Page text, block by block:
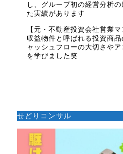
し、グループ初の経営分析
た実績があります
【元・不動産投資会社営業マ
収益物件と呼ばれる投資商
ャッシュフローの大切さや
を学びました笑
せどりコンサル